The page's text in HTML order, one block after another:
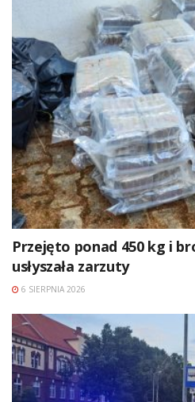
Przejęto ponad 450 kg i
usłyszała zarzuty
6 SIERPNIA 2026